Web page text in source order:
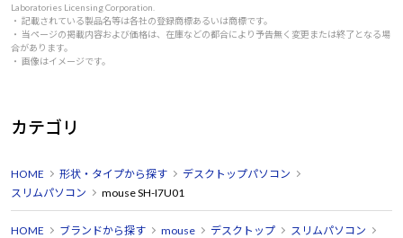
Laboratories Licensing Corporation.
・ 記載されている製品名等は各社の登録商標あるいは商標です。
・ 当ページの掲載内容および価格は、在庫などの都合により予告無く変更または終了となる場
合があります。
・ 画像はイメージです。
カテゴリ
HOME 形状・タイプから探す
デスクトップパソコン
スリムパソコン
mouse SH-I7U01
HOME ブランドから探す mouse デスクトップ
スリムパソコン